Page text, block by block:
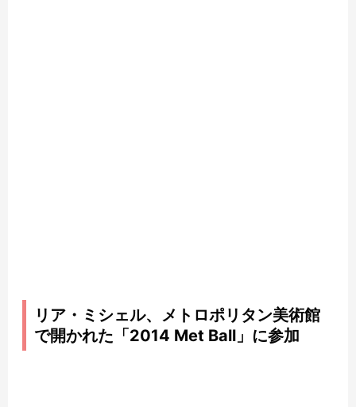
リア・ミシェル、メトロポリタン美術館
で開かれた「2014 Met Ball」に参加